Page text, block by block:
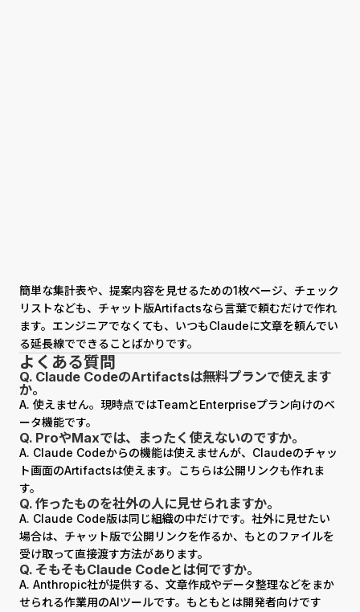
簡単な集計表や、提案内容を見せるための1枚ページ、チェック
リストなども、チャット版Artifactsなら言葉で頼むだけで作れ
ます。エンジニアでなくても、いつもClaudeに文章を頼んでい
る延長線でできることばかりです。
よくある質問
Q. Claude CodeのArtifactsは無料プランで使えます
か。
A. 使えません。現時点ではTeamとEnterpriseプラン向けのベ
ータ機能です。
Q. ProやMaxでは、まったく使えないのですか。
A. Claude Codeからの機能は使えませんが、Claudeのチャッ
ト画面のArtifactsは使えます。こちらは公開リンクも作れま
す。
Q. 作ったものを社外の人に見せられますか。
A. Claude Code版は同じ組織の中だけです。社外に見せたい
場合は、チャット版で公開リンクを作るか、もとのファイルを
受け取って直接渡す方法があります。
Q. そもそもClaude Codeとは何ですか。
A. Anthropic社が提供する、文章作成やデータ整理などをまか
せられる作業用のAIツールです。もともとは開発者向けです